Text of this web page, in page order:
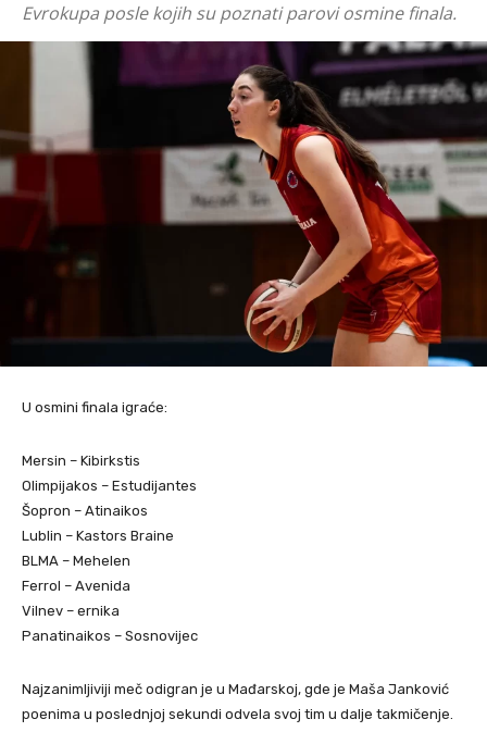
Evrokupa posle kojih su poznati parovi osmine finala.
U osmini finala igraće:
Mersin – Kibirkstis
Olimpijakos – Estudijantes
Šopron – Atinaikos
Lublin – Kastors Braine
BLMA – Mehelen
Ferrol – Avenida
Vilnev – ernika
Panatinaikos – Sosnovijec
Najzanimljiviji meč odigran je u Mađarskoj, gde je Maša Janković
poenima u poslednjoj sekundi odvela svoj tim u dalje takmičenje.